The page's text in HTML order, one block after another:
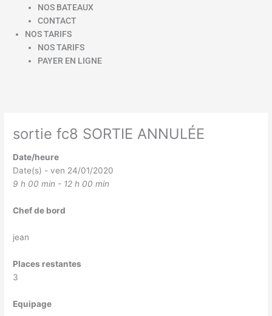
NOS BATEAUX
CONTACT
NOS TARIFS
NOS TARIFS
PAYER EN LIGNE
sortie fc8 SORTIE ANNULÉE
Date/heure
Date(s) - ven 24/01/2020
9 h 00 min - 12 h 00 min
Chef de bord
jean
Places restantes
3
Equipage